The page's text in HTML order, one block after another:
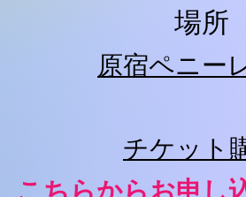
場所
原宿ペニー
チケット
こちらからお申し